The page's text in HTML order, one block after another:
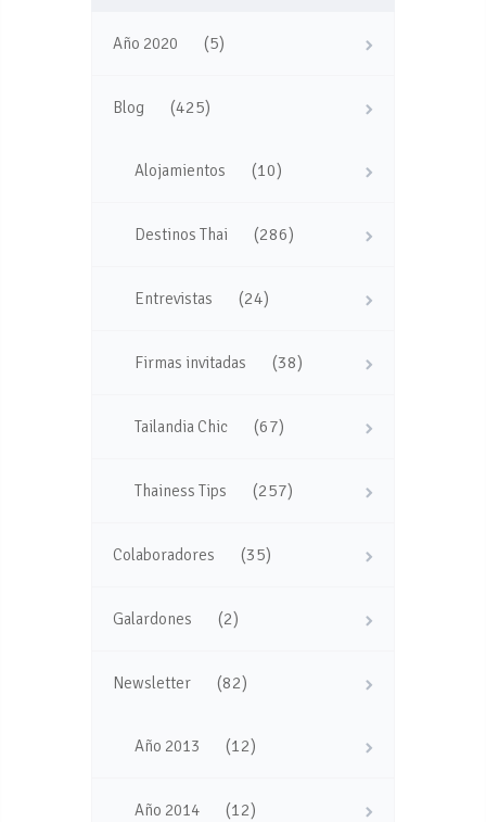
Año 2020 (5)
Blog (425)
Alojamientos (10)
Destinos Thai (286)
Entrevistas (24)
Firmas invitadas (38)
Tailandia Chic (67)
Thainess Tips (257)
Colaboradores (35)
Galardones (2)
Newsletter (82)
Año 2013 (12)
Año 2014 (12)